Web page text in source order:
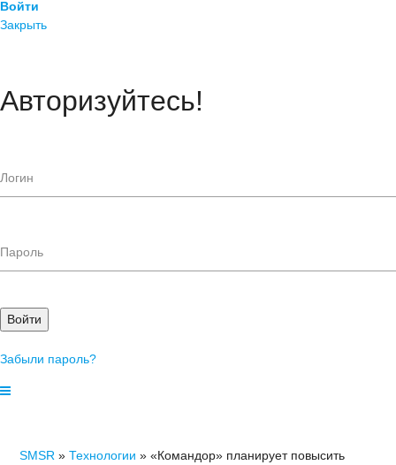
Войти
Закрыть
Авторизуйтесь!
Войти
Забыли пароль?
SMSR »Технологии » «Командор» планирует повысить